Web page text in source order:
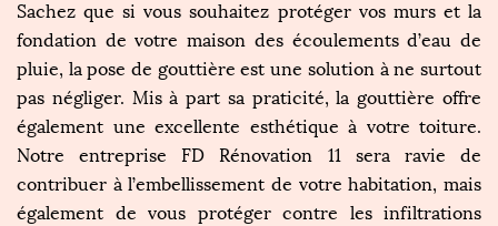
Sachez que si vous souhaitez protéger vos murs et la
fondation de votre maison des écoulements d’eau de
pluie, la pose de gouttière est une solution à ne surtout
pas négliger. Mis à part sa praticité, la gouttière offre
également une excellente esthétique à votre toiture.
Notre entreprise FD Rénovation 11 sera ravie de
contribuer à l’embellissement de votre habitation, mais
également de vous protéger contre les infiltrations